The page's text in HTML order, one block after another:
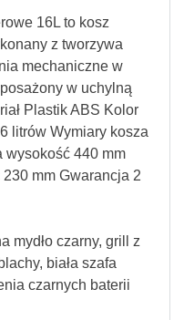
16L to kosz
z tworzywa
mechaniczne w
w uchylną
Plastik ABS Kolor
litrów Wymiary kosza
wysokość 440 mm
mm Gwarancja 2
mydło czarny, grill z
biała szafa
czarnych baterii